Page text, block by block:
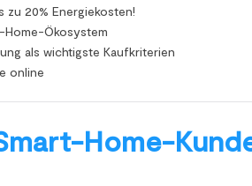
20% Energiekosten!
Home-Ökosystem
als wichtigste Kaufkriterien
online
Home-